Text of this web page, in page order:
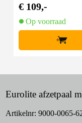
€ 109,-
Op voorraad
+
Eurolite afzetpaal
Artikelnr: 9000-0065-